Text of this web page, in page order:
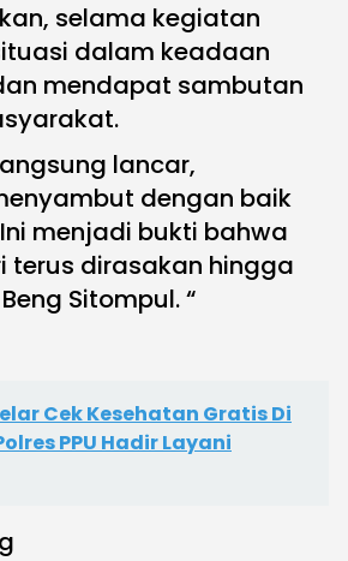
selama kegiatan
dalam keadaan
mendapat sambutan
lancar,
dengan baik
menjadi bukti bahwa
terus dirasakan hingga
Sitompul. “
Cek Kesehatan Gratis Di
PPU Hadir Layani